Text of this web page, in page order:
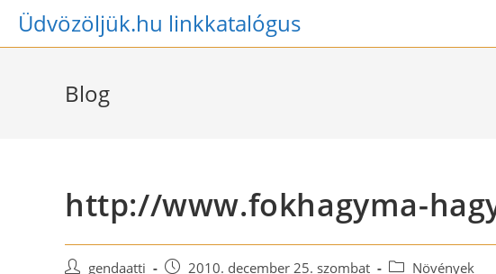
SkipÜdvözöljük.hu linkkatalógus
Blog
http://www.fokhagyma-
Post gendaatti
Post 2010. december 25. szombat
Post Növények